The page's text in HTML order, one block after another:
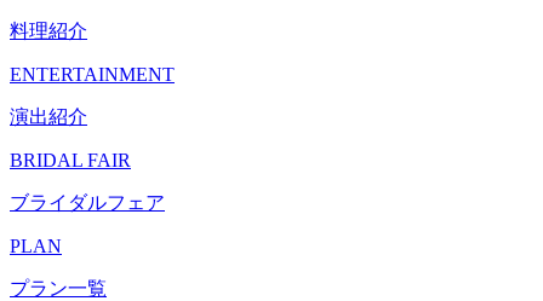
料理紹介
ENTERTAINMENT
演出紹介
BRIDAL FAIR
ブライダルフェア
PLAN
プラン一覧